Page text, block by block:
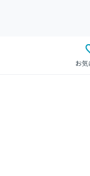
お気